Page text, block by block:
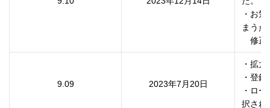
・お
まう点
修正
9.09 2023年7月20日
・拡
・登
・ロ